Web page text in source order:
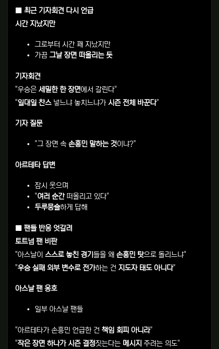
■ 최근 기자회견 다시 언급
시간 지났지만
그로부터 시간 꽤 지났지만
가끔 그날 장면 떠올리는 듯
기자회견
"우승은 세밀한 한 장면에서 갈린다"
"일대일 찬스넣느냐 놓치느냐가 시즌 전체 바꾼다"
기자 질문
"그 장면 속 손흥민 말하는 것이냐?"
아르테타 답변
잠시 웃으며
"여러 순간떠올리고 있다"
두루뭉술하게 답해
■ 팬들 반응 엇갈려
토트넘 팬 비판
"아스날이 스스로 놓친 경기 들을 왜 손흥민 탓으로 돌리느냐"
"우승 실패 외부 변수로 전가하는 건 지도자 태도 아니다"
아스날 팬 옹호
일부 아스날 팬들
"아르테타가 손흥민 언급한 건 책임 회피 아니라"
"작은 장면 하나가 시즌 결정짓는다는 메시지 주려는 의도"